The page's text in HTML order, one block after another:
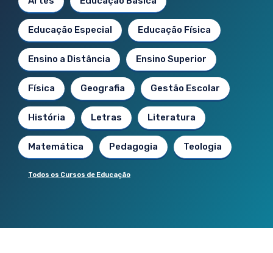
Educação Especial Educação Física
Ensino a Distância Ensino Superior
Física Geografia Gestão Escolar
História Letras Literatura
Matemática Pedagogia Teologia
Todos os Cursos de Educação